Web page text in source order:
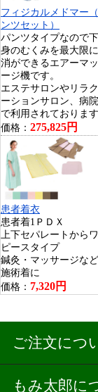
フィジカルメドマー
ンツセット）
パンツタイプなので
身のむくみを最大限
消ができるエアーマ
ージ機です。
エステサロンやリラ
ーションサロン、病
で利用されております
価格： 275,825円
患者着衣
患者着1ＰＤＸ
上下セパレートから
ピースタイプ
鍼灸・マッサージな
施術着に
価格： 7,320円
ご注文につ
もみ太郎に